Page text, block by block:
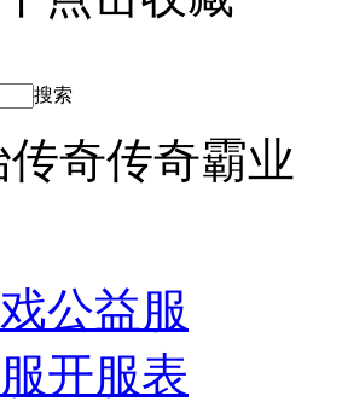
搜索
传奇传奇霸业
公益服
开服表